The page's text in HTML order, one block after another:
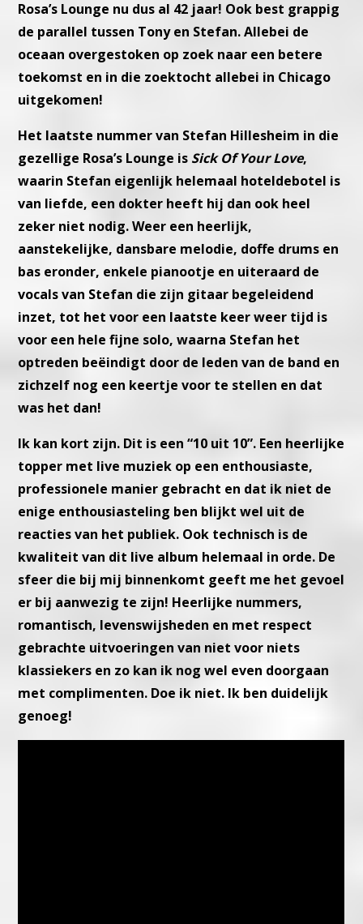
Rosa’s Lounge nu dus al 42 jaar! Ook best grappig
de parallel tussen Tony en Stefan. Allebei de
oceaan overgestoken op zoek naar een betere
toekomst en in die zoektocht allebei in Chicago
uitgekomen!
Het laatste nummer van Stefan Hillesheim in die
gezellige Rosa’s Lounge is Sick Of Your Love,
waarin Stefan eigenlijk helemaal hoteldebotel is
van liefde, een dokter heeft hij dan ook heel
zeker niet nodig.Weer een heerlijk,
aanstekelijke, dansbare melodie, doffe drums en
bas eronder, enkele pianootje en uiteraard de
vocals van Stefan die zijn gitaar begeleidend
inzet, tot het voor een laatste keer weer tijd is
voor een hele fijne solo, waarna Stefan het
optreden beëindigt door de leden van de band en
zichzelf nog een keertje voor te stellen en dat
was het dan!
Ik kan kort zijn. Dit is een “10 uit 10”. Een heerlijke
topper met live muziek op een enthousiaste,
professionele manier gebracht en dat ik niet de
enige enthousiasteling ben blijkt wel uit de
reacties van het publiek. Ook technisch is de
kwaliteit van dit live album helemaal in orde. De
sfeer die bij mij binnenkomt geeft me het gevoel
er bij aanwezig te zijn! Heerlijke nummers,
romantisch, levenswijsheden en met respect
gebrachte uitvoeringen van niet voor niets
klassiekers en zo kan ik nogwel even doorgaan
met complimenten. Doe ik niet. Ik ben duidelijk
genoeg!